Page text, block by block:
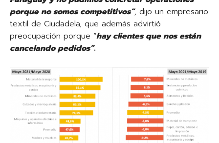
porque no somos competitivos”, dijo un empresario
textil de Ciudadela, que además advirtió
preocupación porque “hay clientes que nos están
cancelando pedidos”.